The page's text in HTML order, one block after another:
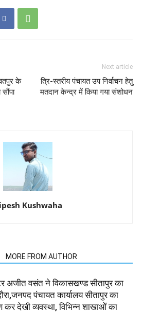
के
Next article
त्रि-स्तरीय पंचायत उप निर्वाचन हेतु
मतदान केन्द्र में किया गया संशोधन
Kushwaha
MORE FROM AUTHOR
अजीत वसंत ने विकासखण्ड सीतापुर का
पंचायत कार्यालय सीतापुर का
कर देखी व्यवस्था, विभिन्न शाखाओं का